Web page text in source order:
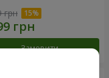
грн
Замовити